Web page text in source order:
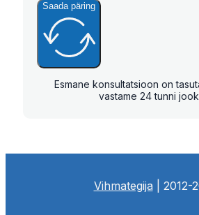
Saada päring
Esmane konsultatsioon on
vastame 24 tunni
Vihmategija | 2012-